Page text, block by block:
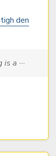
den
a ···